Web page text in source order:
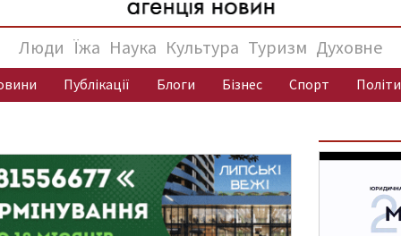
Люди Їжа Наука Культура Туризм Духовне
Публікації Блоги Бізнес Спорт